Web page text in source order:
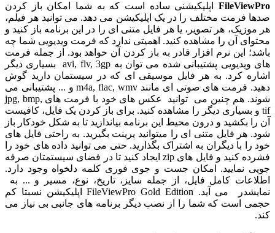
FileViewPro اپلیکیشنی ساده است که به شما امکان باز کردن
صدها فرمت مختلف را در یک اپلیکیشن می دهد. می توانید هر فیلم،
هر موزیک، هر تصویر، یا هر فایل متنی ای را در این برنامه باز کنید و
محتوای آن را مشاهده کنید. اهمیتی ندارد که فرمت ویدیویی شما چه
باشد؛ این نرم افزار قادر به باز کردن آن خواهد بود. از جمله فرمت
های ویدیویی پشتیبانی شده می توان به avi, flv, 3gp بسیاری دیگر
اشاره کرد. به هر فایل موسیقی ای که در سیستمان دارید گوش
دهید. فرمت های صوتی ای مانند m4a, flac, wmv و ... پشتیبانی می
شوند. هم چنین می توانید عکس های خود با فرمت های jpg, bmp,
tif و بسیاری دیگر را مشاهده کنید. برای باز کردن یک فایل، کافیست
آن را بکشید و درون محیط این برنامه بیاندازید تا به شکل خودکار باز
شود. هر فایل متنی ای را میتوانید پرینت بگیرید. به راحتی فایل های
خود را با دیگران به اشتراک بگذارید. حتی می توانید داده های خود را
فشرده کنید و فایل های zip ایجاد کنید تا در فضای سیستمتان صرفه
جویی نمایید. امکان جست و جوی فوری کلمه دلخواه وجود دارد.
اطلاعات کامل فایل، از جمله سایز، تاریخ، نوع، مسیر و ... به
نمایشدر می آید. FileViewPro Gold Edition اپلیکیشن نسبتا کم
حجمی است که شما را از نصب دیگر برنامه های جانبی بی نیاز می
کند.